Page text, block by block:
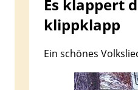
Es klappert
klippklapp
Ein schönes